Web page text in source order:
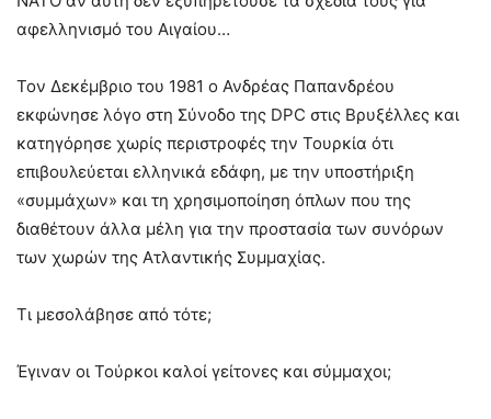
αφελληνισμό του Αιγαίου…
Τον Δεκέμβριο του 1981 ο Ανδρέας Παπανδρέου
εκφώνησε λόγο στη Σύνοδο της DPC στις Βρυξέλλες και
κατηγόρησε χωρίς περιστροφές την Τουρκία ότι
επιβουλεύεται ελληνικά εδάφη, με την υποστήριξη
«συμμάχων» και τη χρησιμοποίηση όπλων που της
διαθέτουν άλλα μέλη για την προστασία των συνόρων
των χωρών της Ατλαντικής Συμμαχίας.
Τι μεσολάβησε από τότε;
Έγιναν οι Τούρκοι καλοί γείτονες και σύμμαχοι;